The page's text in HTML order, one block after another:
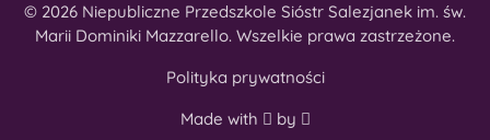
© 2026 Niepubliczne Przedszkole Sióstr Salezjanek im. św.
Marii Dominiki Mazzarello. Wszelkie prawa zastrzeżone.
Polityka prywatności
Made with
by